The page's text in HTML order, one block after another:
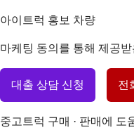
아이트럭 홍보 차량
마케팅 동의를 통해 제공
대출 상담 신청 전
중고트럭 구매 · 판매에 도